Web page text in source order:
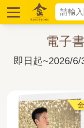
電子
即日起~2026/